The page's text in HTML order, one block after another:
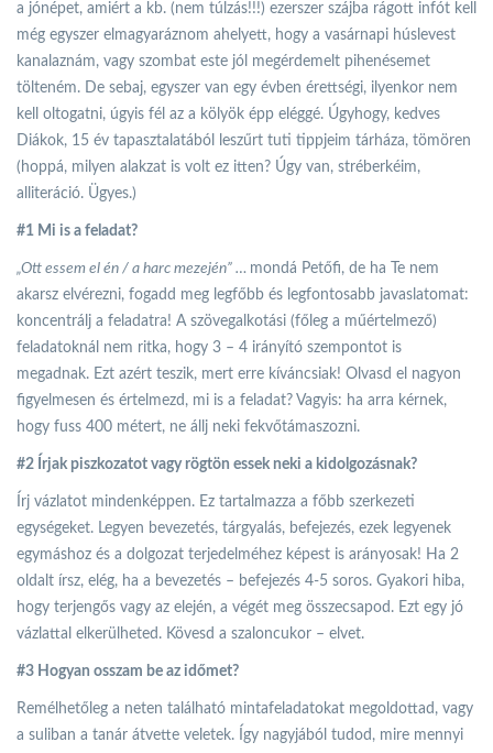
a jónépet, amiért a kb. (nem túlzás!!!) ezerszer szájba rágott infót kell
még egyszer elmagyaráznom ahelyett, hogy a vasárnapi húslevest
kanalaznám, vagy szombat este jól megérdemelt pihenésemet
tölteném. De sebaj, egyszer van egy évben érettségi, ilyenkor nem
kell oltogatni, úgyis fél az a kölyök épp eléggé. Úgyhogy, kedves
Diákok, 15 év tapasztalatából leszűrt tuti tippjeim tárháza, tömören
(hoppá, milyen alakzat is volt ez itten? Úgy van, stréberkéim,
alliteráció. Ügyes.)
#1 Mi is a feladat?
„Ott essem el én / a harc mezején” … mondá Petőfi, de ha Te nem
akarsz elvérezni, fogadd meg legfőbb és legfontosabb javaslatomat:
koncentrálj a feladatra! A szövegalkotási (főleg a műértelmező)
feladatoknál nem ritka, hogy 3 – 4 irányító szempontot is
megadnak. Ezt azért teszik, mert erre kíváncsiak! Olvasd el nagyon
figyelmesen és értelmezd, mi is a feladat? Vagyis: ha arra kérnek,
hogy fuss 400 métert, ne állj neki fekvőtámaszozni.
#2 Írjak piszkozatot vagy rögtön essek neki a kidolgozásnak?
Írj vázlatot mindenképpen. Ez tartalmazza a főbb szerkezeti
egységeket. Legyen bevezetés, tárgyalás, befejezés, ezek legyenek
egymáshoz és a dolgozat terjedelméhez képest is arányosak! Ha 2
oldalt írsz, elég, ha a bevezetés – befejezés 4-5 soros. Gyakori hiba,
hogy terjengős vagy az elején, a végét meg összecsapod. Ezt egy jó
vázlattal elkerülheted. Kövesd a szaloncukor – elvet.
#3 Hogyan osszam be az időmet?
Remélhetőleg a neten található mintafeladatokat megoldottad, vagy
a suliban a tanár átvette veletek. Így nagyjából tudod, mire mennyi